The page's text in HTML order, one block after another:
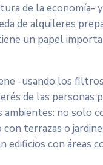
de la economía-
de alquileres
un papel
-usando los
de las personas
ambientes: no solo
con terrazas o
edificios con áreas